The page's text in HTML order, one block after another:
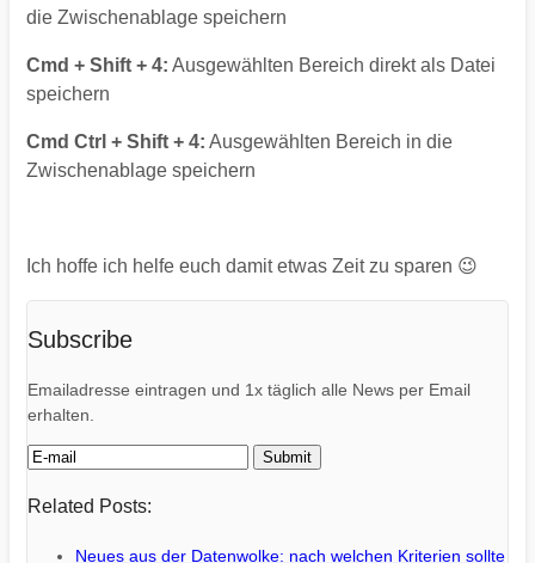
die Zwischenablage speichern
Cmd + Shift + 4: Ausgewählten Bereich direkt als Datei
speichern
Cmd Ctrl + Shift + 4: Ausgewählten Bereich in die
Zwischenablage speichern
Ich hoffe ich helfe euch damit etwas Zeit zu sparen 😉
Subscribe
Emailadresse eintragen und 1x täglich alle News per Email
erhalten.
Related Posts:
Neues aus der Datenwolke: nach welchen Kriterien sollte